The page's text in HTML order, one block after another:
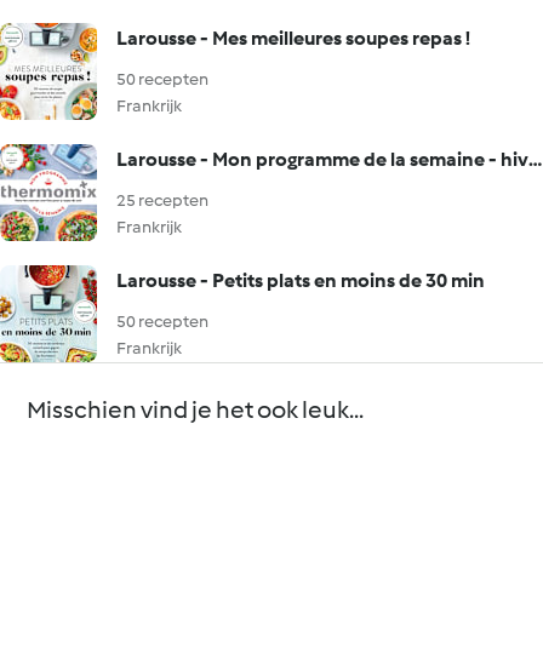
Larousse - Mes meilleures soupes repas !
50 recepten
Frankrijk
Larousse - Mon programme de la semaine - hiver
25 recepten
Frankrijk
Larousse - Petits plats en moins de 30 min
50 recepten
Frankrijk
Misschien vind je het ook leuk...